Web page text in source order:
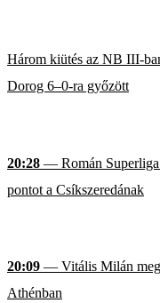
Három kiütés az NB III-
Dorog 6–0-ra győzött
20:28 — Román
pontot a Csíkszeredának
20:09 — Vitális Milán
Athénban